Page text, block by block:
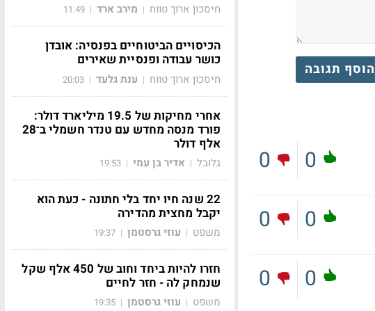
הוסף תגובה
0
0
0
0
0
0
חיסכון ארוך טווח | מירב ארד |
11:49
הכיסויים הביטוחיים בפנסיה: אובדן
כושר עבודה ופנסיית שאירים
חיסכון ארוך טווח | ענת גלעד |
20:03
אחרי מחיקות של 19.5 מיליארד דולר:
פורד מנסה מחדש עם טנדר חשמלי ב־28
אלף דולר
גלובל | אדיר בן עמי |
19:53
22 שנה חיו יחד בלי חתונה - כעת הוא
יקבל מחצית מהדירה
משפט | עוזי גרסטמן |
19:37
חזרו להיות ביחד וחוב של 450 אלף שקל
שנמחק לה - חזר לחיים
משפט | עוזי גרסטמן |
19:35